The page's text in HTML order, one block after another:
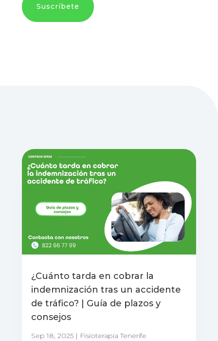
Suscríbete
¿Cuánto tarda en cobrar la
indemnización tras un accidente
de tráfico? | Guía de plazos y
consejos
Sep 18, 2025| Fisioterapia Tenerife